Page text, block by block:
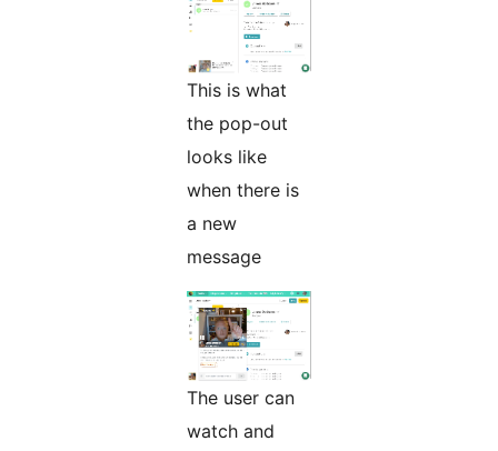
This is what
the pop-out
looks like
when there is
a new
message
The user can
watch and